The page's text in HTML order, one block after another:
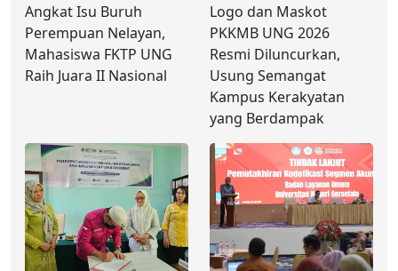
Angkat Isu Buruh
Perempuan Nelayan,
Mahasiswa FKTP UNG
Raih Juara II Nasional
Logo dan Maskot
PKKMB UNG 2026
Resmi Diluncurkan,
Usung Semangat
Kampus Kerakyatan
yang Berdampak